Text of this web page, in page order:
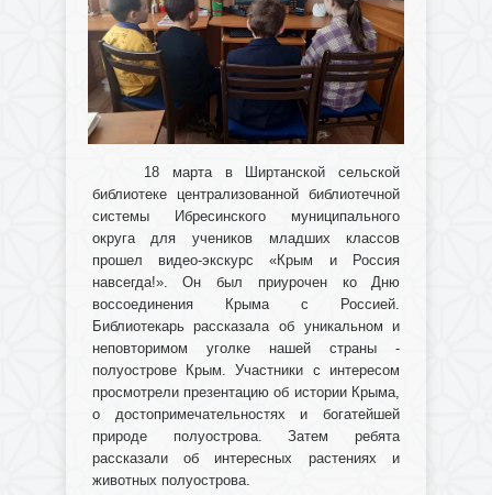
18 марта в Ширтанской сельской
библиотеке централизованной библиотечной
системы Ибресинского муниципального
округа для учеников младших классов
прошел видео-экскурс «Крым и Россия
навсегда!». Он был приурочен ко Дню
воссоединения Крыма с Россией.
Библиотекарь рассказала об уникальном и
неповторимом уголке нашей страны -
полуострове Крым. Участники с интересом
просмотрели презентацию об истории Крыма,
о достопримечательностях и богатейшей
природе полуострова. Затем ребята
рассказали об интересных растениях и
животных полуострова.